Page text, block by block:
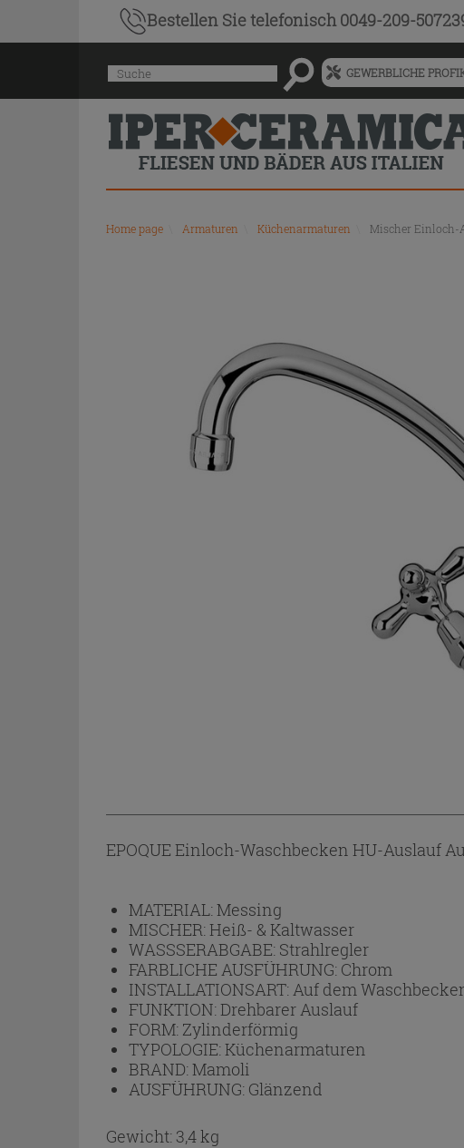
Bestellen Sietelefonisch 0049-209-
Menü
für
vorgeschlagenen
Siteinhalt
und
Suchprotokoll
Suche GEWERBLICHE
Home page Armaturen Küchenarmaturen Mischer Einloch-
EPOQUE Einloch-Waschbecken HU-Auslauf
MATERIAL:Messing
MISCHER:Heiß- & Kaltwasser
WASSSERABGABE: Strahlregler
FARBLICHE AUSFÜHRUNG: Chrom
INSTALLATIONSART: Auf dem
FUNKTION:Drehbarer Auslauf
FORM: Zylinderförmig
TYPOLOGIE:Küchenarmaturen
BRAND:Mamoli
AUSFÜHRUNG: Glänzend
Gewicht: 3,4 kg